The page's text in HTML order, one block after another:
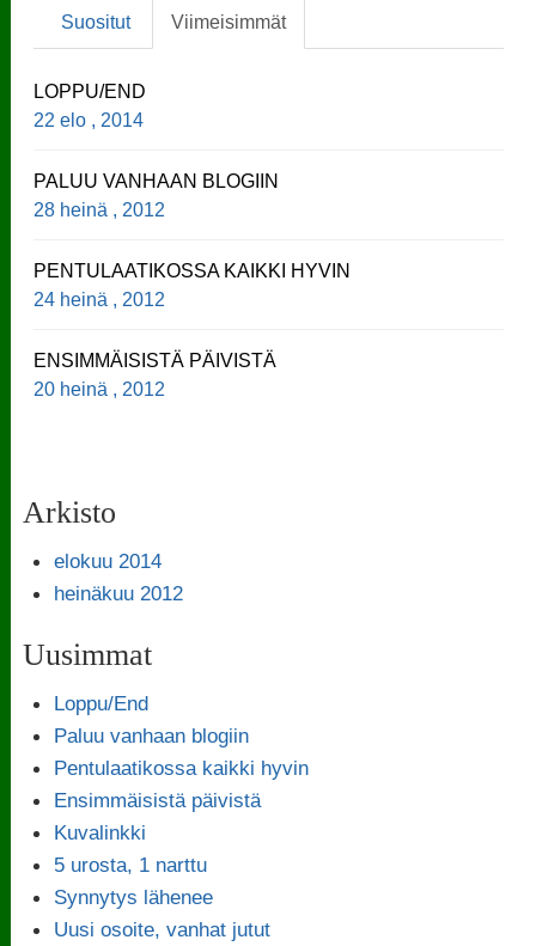
Suositut Viimeisimmät
LOPPU/END
22 elo , 2014
PALUU VANHAAN BLOGIIN
28 heinä , 2012
PENTULAATIKOSSA KAIKKI HYVIN
24 heinä , 2012
ENSIMMÄISISTÄ PÄIVISTÄ
20 heinä , 2012
Arkisto
elokuu 2014
heinäkuu 2012
Uusimmat
Loppu/End
Paluu vanhaan blogiin
Pentulaatikossa kaikki hyvin
Ensimmäisistä päivistä
Kuvalinkki
5 urosta, 1 narttu
Synnytys lähenee
Uusi osoite, vanhat jutut